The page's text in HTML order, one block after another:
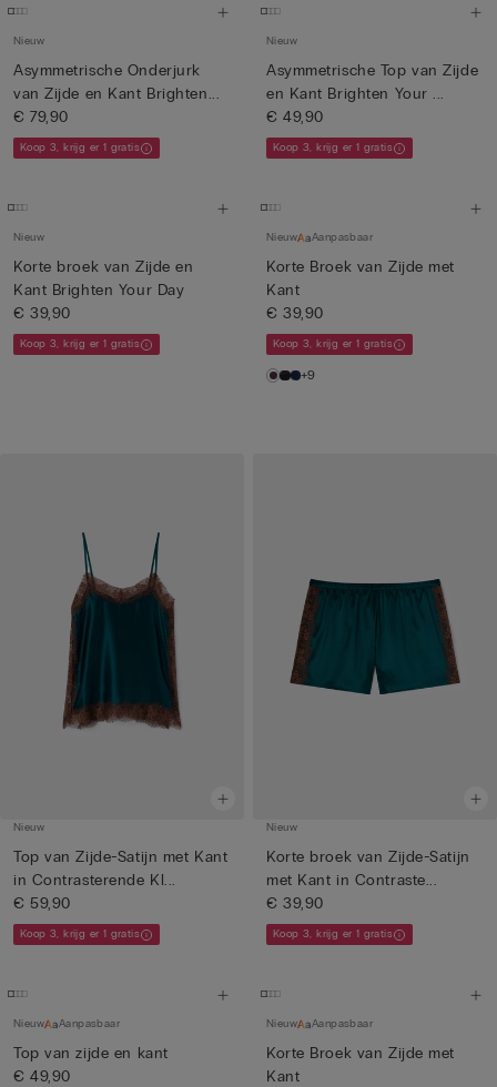
Nieuw
Asymmetrische Onderjurk
van Zijde en Kant Brighten...
€ 79,90
Koop 3, krijg er 1 gratis
Nieuw
Asymmetrische Top van Zijde
en Kant Brighten Your ...
€ 49,90
Koop 3, krijg er 1 gratis
Nieuw
Korte broek van Zijde en
Kant Brighten Your Day
€ 39,90
Koop 3, krijg er 1 gratis
Nieuw Aanpasbaar
Korte Broek van Zijde met
Kant
€ 39,90
Koop 3, krijg er 1 gratis
+9
Nieuw
Top van Zijde-Satijn met Kant
in Contrasterende Kl...
€ 59,90
Koop 3, krijg er 1 gratis
Nieuw
Korte broek van Zijde-Satijn
met Kant in Contraste...
€ 39,90
Koop 3, krijg er 1 gratis
Nieuw Aanpasbaar
Top van zijde en kant
€ 49,90
Nieuw Aanpasbaar
Korte Broek van Zijde met
Kant